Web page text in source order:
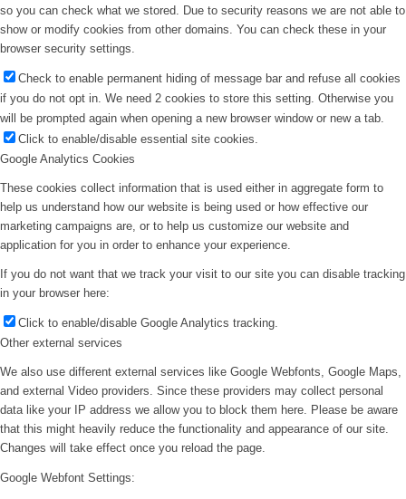
so you can check what we stored. Due to security reasons we are not able to
show or modify cookies from other domains. You can check these in your
browser security settings.
Check to enable permanent hiding of message bar and refuse all cookies
if you do not opt in. We need 2 cookies to store this setting. Otherwise you
will be prompted again when opening a new browser window or new a tab.
Click to enable/disable essential site cookies.
Google Analytics Cookies
These cookies collect information that is used either in aggregate form to
help us understand how our website is being used or how effective our
marketing campaigns are, or to help us customize our website and
application for you in order to enhance your experience.
If you do not want that we track your visit to our site you can disable tracking
in your browser here:
Click to enable/disable Google Analytics tracking.
Other external services
We also use different external services like Google Webfonts, Google Maps,
and external Video providers. Since these providers may collect personal
data like your IP address we allow you to block them here. Please be aware
that this might heavily reduce the functionality and appearance of our site.
Changes will take effect once you reload the page.
Google Webfont Settings: